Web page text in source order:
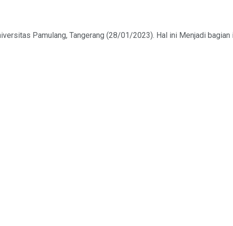
Pamulang, Tangerang (28/01/2023). Hal ini Menjadi